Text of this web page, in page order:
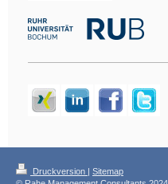
Druckversion | Sitemap